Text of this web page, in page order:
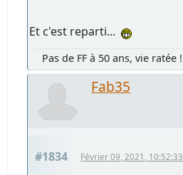
Et c'est reparti...
Pas de FF à 50 ans, vie ratée !
Fab35
#1834 Février 09, 2021, 10:52:33